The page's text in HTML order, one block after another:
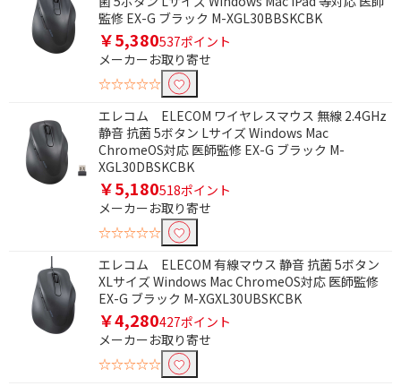
監修 EX-G ブラック M-XGL30BBSKCBK
￥5,380537ポイント
メーカーお取り寄せ
☆☆☆☆☆
エレコム ELECOM ワイヤレスマウス 無線 2.4GHz
静音 抗菌 5ボタン Lサイズ Windows Mac
ChromeOS対応 医師監修 EX-G ブラック M-
XGL30DBSKCBK
￥5,180518ポイント
メーカーお取り寄せ
☆☆☆☆☆
エレコム ELECOM 有線マウス 静音 抗菌 5ボタン
XLサイズ Windows Mac ChromeOS対応 医師監修
EX-G ブラック M-XGXL30UBSKCBK
￥4,280427ポイント
メーカーお取り寄せ
☆☆☆☆☆
タイプで絞り込む
BlueLED
USB Type-C
USB Type-A
スタンダードタイプ
フラットタイプ
巻き取りタイプ
形状で絞り込む
標準
薄型
エルゴノミクス
トラックボール
スライド式
キャップ式